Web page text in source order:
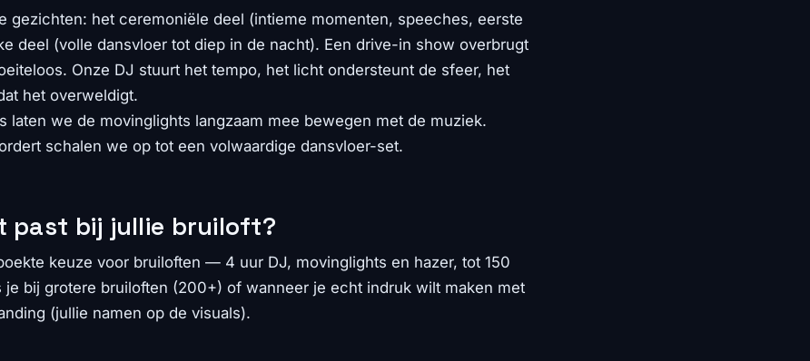
gezichten: het ceremoniële deel (intieme momenten, speeches, eerste
deel (volle dansvloer tot diep in de nacht). Een drive-in show overbrugt
Onze DJ stuurt het tempo, het licht ondersteunt de sfeer, het
het overweldigt.
laten we de movinglights langzaam mee bewegen met de muziek.
schalen we op tot een volwaardige dansvloer-set.
past bij jullie bruiloft?
keuze voor bruiloften — 4 uur DJ, movinglights en hazer, tot 150
je bij grotere bruiloften (200+) of wanneer je echt indruk wilt maken met
(jullie namen op de visuals).